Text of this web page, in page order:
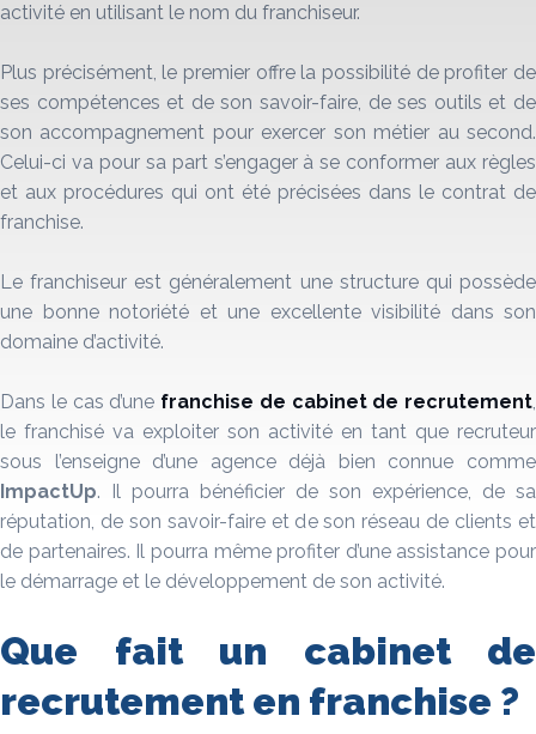
activité en utilisant le nom du franchiseur.
Plus précisément, le premier offre la possibilité de profiter de
ses compétences et de son savoir-faire, de ses outils et de
son accompagnement pour exercer son métier au second.
Celui-ci va pour sa part s’engager à se conformer aux règles
et aux procédures qui ont été précisées dans le contrat de
franchise.
Le franchiseur est généralement une structure qui possède
une bonne notoriété et une excellente visibilité dans son
domaine d’activité.
Dans le cas d’une franchise de cabinet de recrutement,
le franchisé va exploiter son activité en tant que recruteur
sous l’enseigne d’une agence déjà bien connue comme
ImpactUp. Il pourra bénéficier de son expérience, de sa
réputation, de son savoir-faire et de son réseau de clients et
de partenaires. Il pourra même profiter d’une assistance pour
le démarrage et le développement de son activité.
Que fait un cabinet de
recrutement en franchise ?